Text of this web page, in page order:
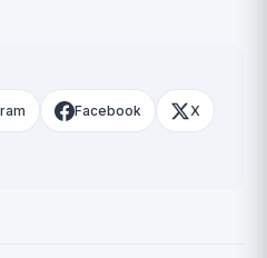
Facebook X